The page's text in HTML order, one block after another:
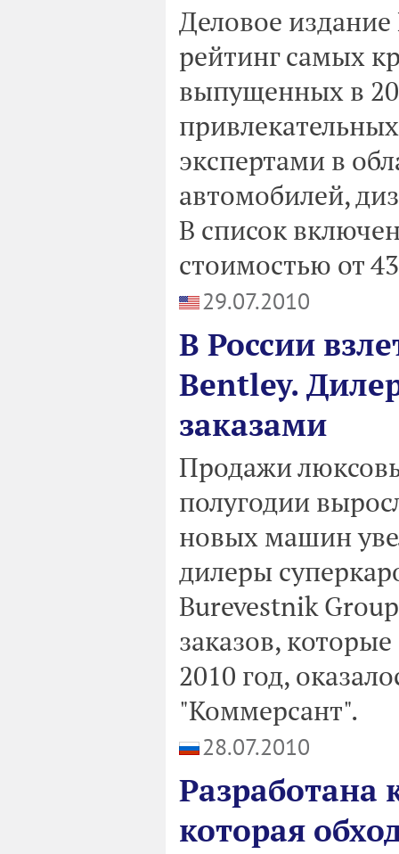
Деловое
рейтинг самых
выпущенных в
экспертами в
автомобилей,
В список
стоимостью от
29.07.2010
В России
Bentley.
заказами
Продажи
полугодии
новых машин
дилеры
Burevestnik
заказов,
2010 год,
"Коммерсант".
28.07.2010
Разработана
которая